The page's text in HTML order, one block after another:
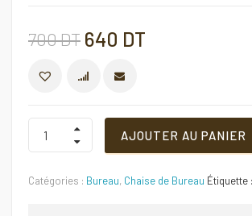
700DT Le
prix
initial
était :
640 DT
actuel
est :
COMPARER
Chaise
direction
Quantité
AJOUTER AU PANIER
Catégories : Bureau, Chaise de Bureau Étiquette :